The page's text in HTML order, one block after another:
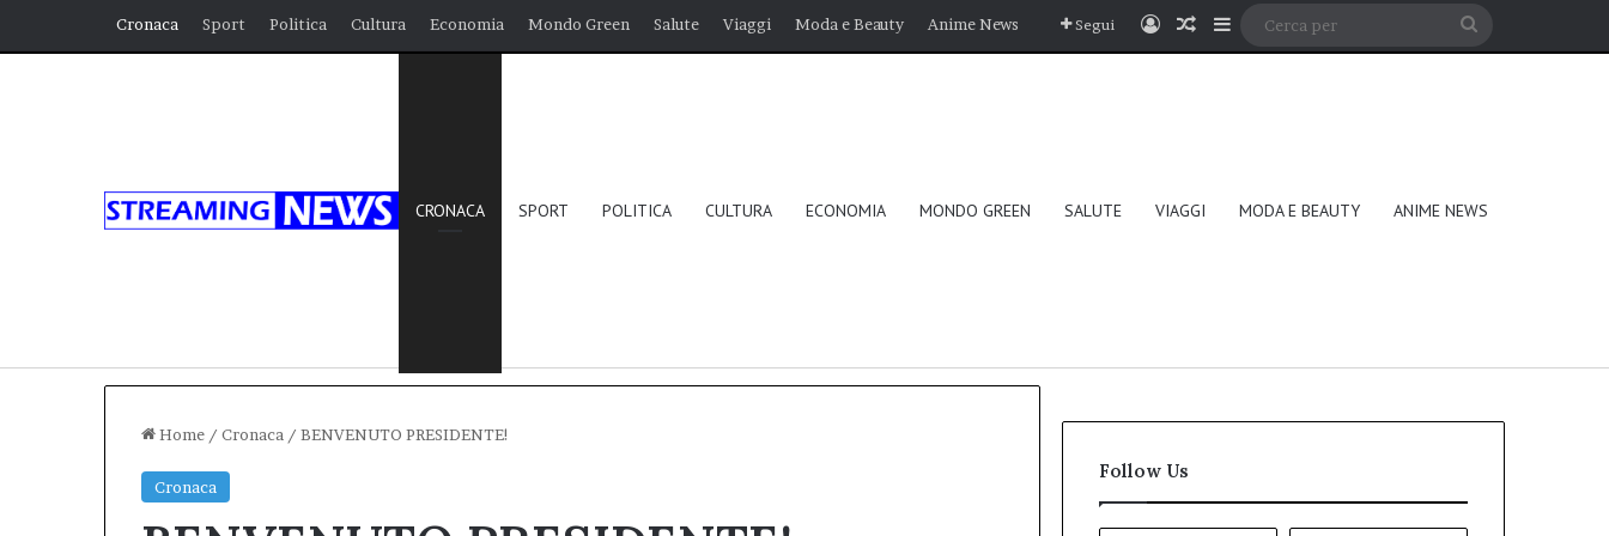
Cronaca Sport Politica Cultura Economia Mondo Green Salute Viaggi Moda e Beauty Anime News Segui AccediUn articolo a caso
Barra laterale
CRONACA SPORT POLITICA CULTURA ECONOMIA MONDO GREEN SALUTE VIAGGI MODA E BEAUTY ANIME NEWS
Home / Cronaca / BENVENUTO PRESIDENTE!
Cronaca
Follow Us